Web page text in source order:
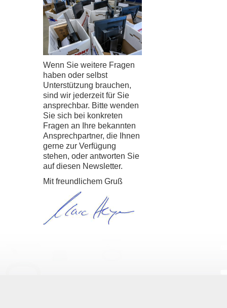
Wenn Sie weitere Fragen
haben oder selbst
Unterstützung brauchen,
sind wir jederzeit für Sie
ansprechbar. Bitte wenden
Sie sich bei konkreten
Fragen an Ihre bekannten
Ansprechpartner, die Ihnen
gerne zur Verfügung
stehen, oder antworten Sie
auf diesen Newsletter.
Mit freundlichem Gruß